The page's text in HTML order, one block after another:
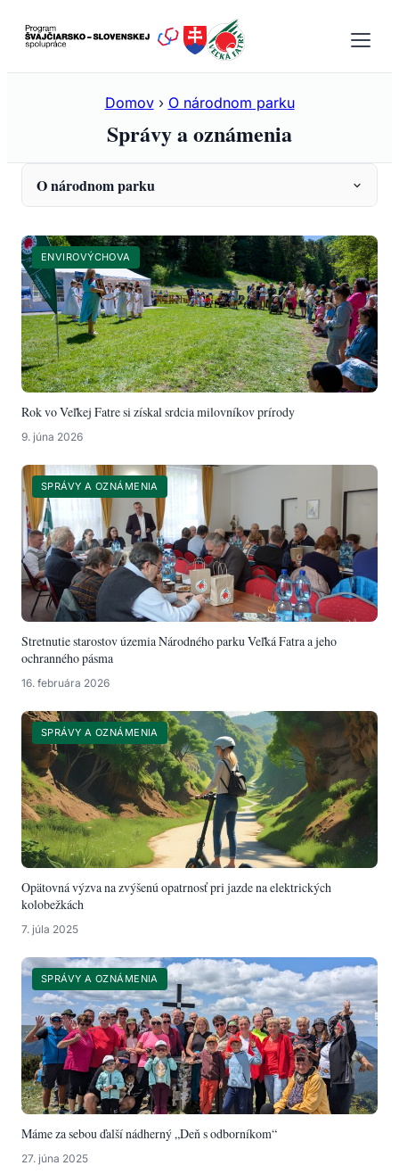
Domov › O národnom parku
Správy a oznámenia
O národnom parku
Fauna
Flóra
Lesné spoločenstvá
Ochrana prírody
Invázne rastliny
Ako sa správať v oblasti s výskytom medveďa
Rybárstvo v Národnom parku Veľká Fatra
ENVIROVÝCHOVA
Rok vo Veľkej Fatre si získal srdcia milovníkov prírody
9. júna 2026
SPRÁVY A OZNÁMENIA
Stretnutie starostov územia Národného parku Veľká Fatra a jeho
ochranného pásma
16. februára 2026
SPRÁVY A OZNÁMENIA
Opätovná výzva na zvýšenú opatrnosť pri jazde na elektrických
kolobežkách
7. júla 2025
SPRÁVY A OZNÁMENIA
Máme za sebou ďalší nádherný „Deň s odborníkom“
27. júna 2025